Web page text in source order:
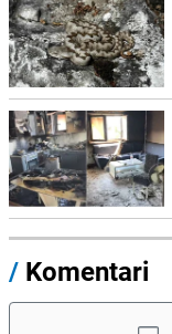
/ Komentari